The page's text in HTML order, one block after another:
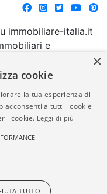
immobiliare-italia.it
e
da parte di
immobiliare-italia.it
della
normativa in
aspetto dei
by
×
cookie
la tua esperienza di
acconsenti a tutti i cookie
i cookie. Leggi di più
TUTTO